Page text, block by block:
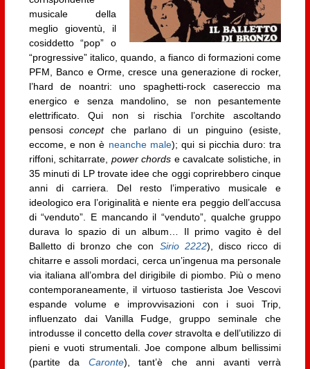
musicale della
meglio gioventù, il
cosiddetto “pop” o
“progressive” italico, quando, a fianco di formazioni come
PFM, Banco e Orme, cresce una generazione di rocker,
l’hard de noantri: uno spaghetti-rock casereccio ma
energico e senza mandolino, se non pesantemente
elettrificato. Qui non si rischia l’orchite ascoltando
pensosiconceptche parlano di un pinguino (esiste,
eccome, e non è neanche male); qui si picchia duro: tra
riffoni, schitarrate, power chords e cavalcate solistiche, in
35 minuti di LP trovate idee che oggi coprirebbero cinque
anni di carriera. Del resto l’imperativo musicale e
ideologico era l’originalità e niente era peggio dell’accusa
di “venduto”. E mancando il “venduto”, qualche gruppo
durava lo spazio di un album… Il primo vagito è del
Balletto di bronzo che con Sirio 2222), disco ricco di
chitarre e assoli mordaci, cerca un’ingenua ma personale
via italiana all’ombra del dirigibile di piombo. Più o meno
contemporaneamente, il virtuoso tastierista Joe Vescovi
espande volume e improvvisazioni con i suoi Trip,
influenzato dai Vanilla Fudge, gruppo seminale che
introdusse il concetto della cover stravolta e dell’utilizzo di
pieni e vuoti strumentali. Joe compone album bellissimi
(partite da Caronte), tant’è che anni avanti verrà